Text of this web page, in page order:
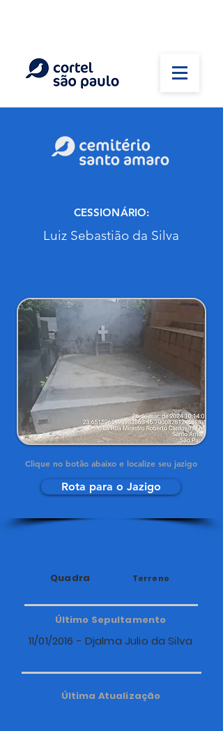
CESSIONÁRIO:
Luiz Sebastião da Silva
Clique no botão abaixo e localize seu jazigo
Rota para o Jazigo
Quadra Terreno
Último Sepultamento
11/01/2016 - Djalma Julio da Silva
Última Atualização